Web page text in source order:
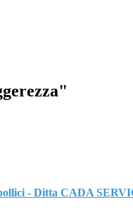
- Ditta CADA